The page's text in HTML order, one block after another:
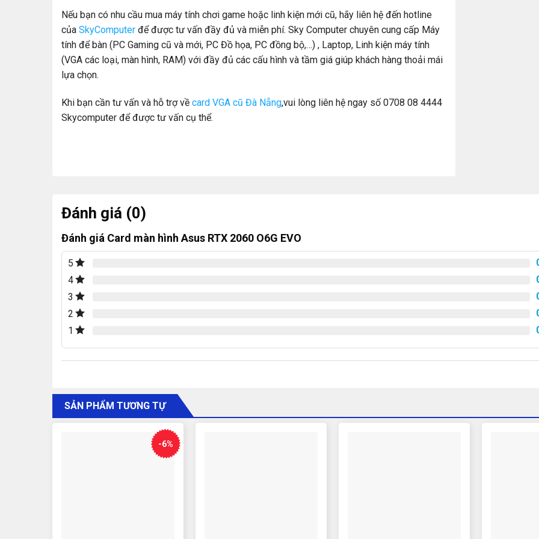
Nếu bạn có nhu cầu mua máy tính chơi game hoặc linh kiện mới cũ, hãy liên hệ đến hotline
của SkyComputer để được tư vấn đầy đủ và miễn phí. Sky Computer chuyên cung cấp Máy
tính để bàn (PC Gaming cũ và mới, PC Đồ họa, PC đồng bộ,…) , Laptop, Linh kiện máy tính
(VGA các loại, màn hình, RAM) với đầy đủ các cấu hình và tầm giá giúp khách hàng thoải mái
lựa chọn.
Khi bạn cần tư vấn và hỗ trợ về card VGA cũ Đà Nẵng,vui lòng liên hệ ngay số 0708 08 4444
Skycomputer để được tư vấn cụ thể.
Đánh giá (0)
Đánh giá Card màn hình Asus RTX 2060 O6G EVO
5
4
3
2
1
SẢN PHẨM TƯƠNG TỰ
-6%